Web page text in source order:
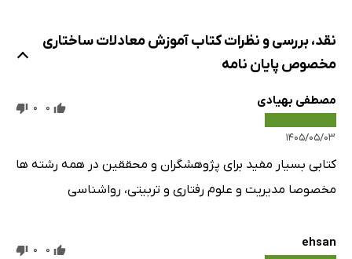
نقد، بررسی و نظرات کتاب آموزش معادلات ساختاری
مخصوص پایان نامه
مصطفی بهیادی
۱۴۰۵/۰۵/۰۳
0
0
کتابی بسیار مفید برای پژوهشگران و محققین در همه رشته ها
مخصوصا مدیریت و علوم رفتاری و تربیتی، رواشناسی
ehsan
0
0